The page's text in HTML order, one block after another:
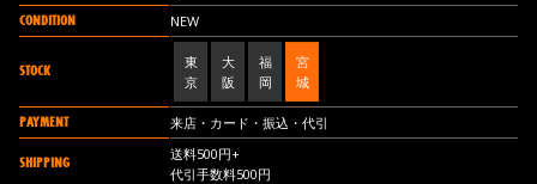
CONDITION NEW
STOCK
東
京
大
阪
福
岡
宮
城
PAYMENT 来店・カード・振込・代引
SHIPPING
送料500円+
代引手数料500円